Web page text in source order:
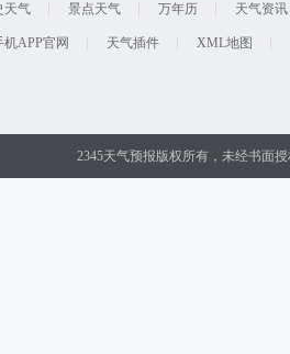
天气 景点天气 万年历 天气资讯
机APP官网 天气插件 XML地图
2345天气预报版权所有，未经书面